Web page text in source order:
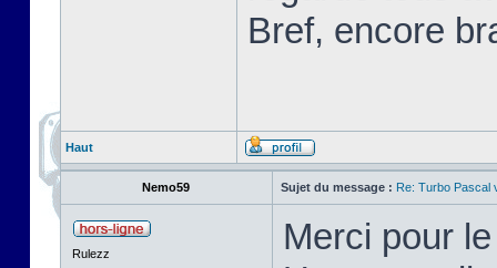
Bref, encore
Haut
Nemo59 Sujet du message : Re: Turbo Pascal
Rulezz
Merci pour